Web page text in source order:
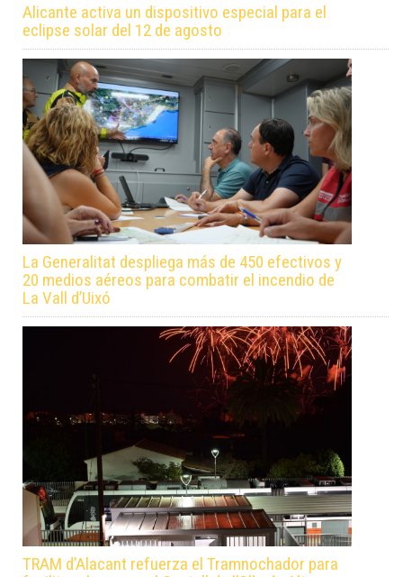
Alicante activa un dispositivo especial para el
eclipse solar del 12 de agosto
La Generalitat despliega más de 450 efectivos y
20 medios aéreos para combatir el incendio de
La Vall d’Uixó
TRAM d’Alacant refuerza el Tramnochador para